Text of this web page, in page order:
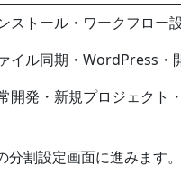
ストール・ワークフロー
イル同期・WordPress・
開発・新規プロジェクト
割設定画面に進みます。